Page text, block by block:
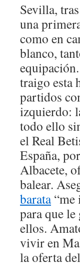
Sevilla,
una
como en
blanco,
traigo esta
partidos
izquierdo:
todo ello
el Real
España,
Albacete,
balear.
barata“me
para que
ellos.
vivir en
la oferta